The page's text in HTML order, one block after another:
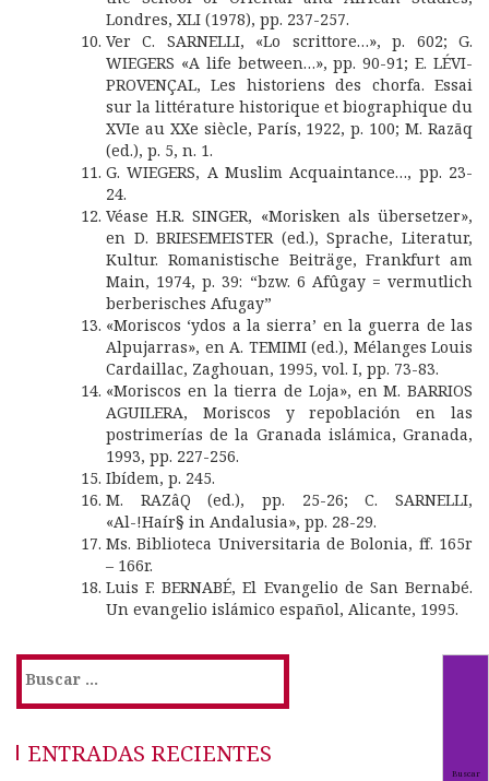
Londres, XLI (1978), pp. 237-257.
Ver C. SARNELLI, «Lo scrittore…», p. 602; G.
WIEGERS «A life between…», pp. 90-91; E. LÉVI-
PROVENÇAL, Les historiens des chorfa. Essai
sur la littérature historique et biographique du
XVIe au XXe siècle, París, 1922, p. 100; M. Razãq
(ed.), p. 5, n. 1.
G. WIEGERS, A Muslim Acquaintance…, pp. 23-
24.
Véase H.R. SINGER, «Morisken als übersetzer»,
en D. BRIESEMEISTER (ed.), Sprache, Literatur,
Kultur. Romanistische Beiträge, Frankfurt am
Main, 1974, p. 39: “bzw. 6 Afûgay = vermutlich
berberisches Afugay”
«Moriscos ‘ydos a la sierra’ en la guerra de las
Alpujarras», en A. TEMIMI (ed.), Mélanges Louis
Cardaillac, Zaghouan, 1995, vol. I, pp. 73-83.
«Moriscos en la tierra de Loja», en M. BARRIOS
AGUILERA, Moriscos y repoblación en las
postrimerías de la Granada islámica, Granada,
1993, pp. 227-256.
Ibídem, p. 245.
M. RAZâQ (ed.), pp. 25-26; C. SARNELLI,
«Al-!Haír§ in Andalusia», pp. 28-29.
Ms. Biblioteca Universitaria de Bolonia, ff. 165r
– 166r.
Luis F. BERNABÉ, El Evangelio de San Bernabé.
Un evangelio islámico español, Alicante, 1995.
Buscar:
ENTRADAS RECIENTES